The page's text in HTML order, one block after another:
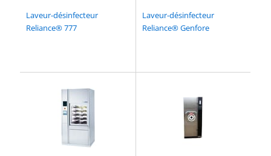
Laveur-désinfecteur
Reliance® 777
Laveur-désinfecteur
Reliance® Genfore